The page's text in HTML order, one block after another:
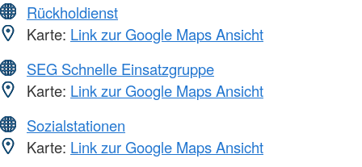
Rückholdienst
Karte: Link zur Google Maps Ansicht
SEG Schnelle Einsatzgruppe
Karte: Link zur Google Maps Ansicht
Sozialstationen
Karte: Link zur Google Maps Ansicht